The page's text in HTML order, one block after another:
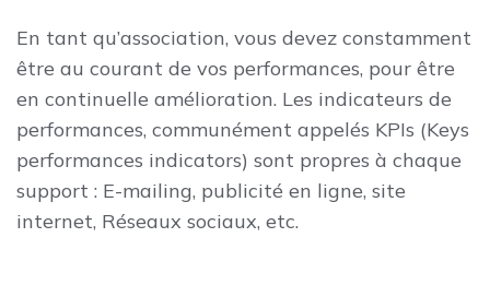
En tant qu’association, vous devez constamment
être au courant de vos performances, pour être
en continuelle amélioration. Les indicateurs de
performances, communément appelés KPIs (Keys
performances indicators) sont propres à chaque
support : E-mailing, publicité en ligne, site
internet, Réseaux sociaux, etc.